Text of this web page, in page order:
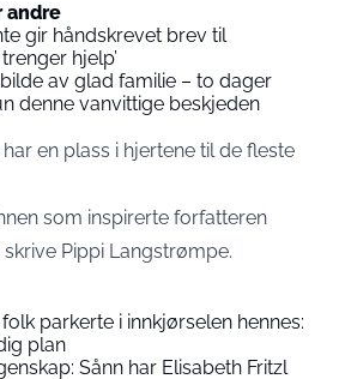
andre
gir håndskrevet brev til
hjelp’
av glad familie – to dager
denne vanvittige beskjeden
en plass i hjertene til de fleste
som inspirerte forfatteren
Pippi Langstrømpe.
parkerte i innkjørselen hennes:
plan
Sånn har Elisabeth Fritzl